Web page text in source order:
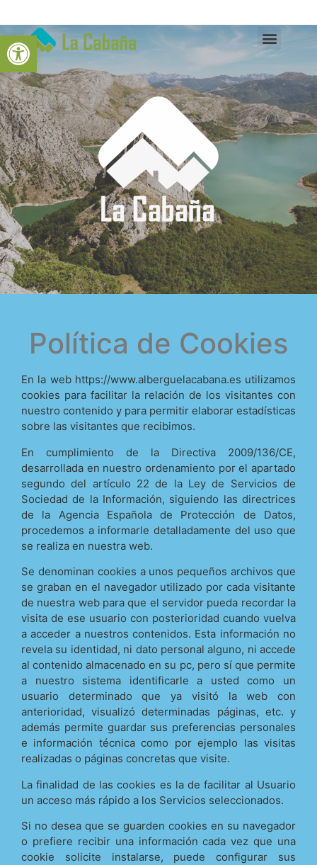
Open toolbar
Política de Cookies
En la web https://www.alberguelacabana.es utilizamos
cookies para facilitar la relación de los visitantes con
nuestro contenido y para permitir elaborar estadísticas
sobre las visitantes que recibimos.
En cumplimiento de la Directiva 2009/136/CE,
desarrollada en nuestro ordenamiento por el apartado
segundo del artículo 22 de la Ley de Servicios de
Sociedad de la Información, siguiendo las directrices
de la Agencia Española de Protección de Datos,
procedemos a informarle detalladamente del uso que
se realiza en nuestra web.
Se denominan cookies a unos pequeños archivos que
se graban en el navegador utilizado por cada visitante
de nuestra web para que el servidor pueda recordar la
visita de ese usuario con posterioridad cuando vuelva
a acceder a nuestros contenidos. Esta información no
revela su identidad, ni dato personal alguno, ni accede
al contenido almacenado en su pc, pero sí que permite
a nuestro sistema identificarle a usted como un
usuario determinado que ya visitó la web con
anterioridad, visualizó determinadas páginas, etc. y
además permite guardar sus preferencias personales
e información técnica como por ejemplo las visitas
realizadas o páginas concretas que visite.
La finalidad de las cookies es la de facilitar al Usuario
un acceso más rápido a los Servicios seleccionados.
Si no desea que se guarden cookies en su navegador
o prefiere recibir una información cada vez que una
cookie solicite instalarse, puede configurar sus